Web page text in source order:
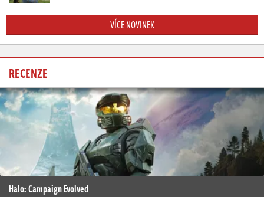
VÍCE NOVINEK
RECENZE
Halo: Campaign Evolved